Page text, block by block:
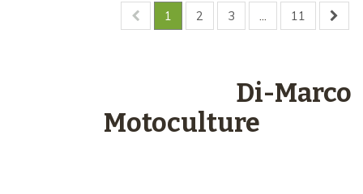
1
2 3 ... 11
Di-Marco
Motoculture